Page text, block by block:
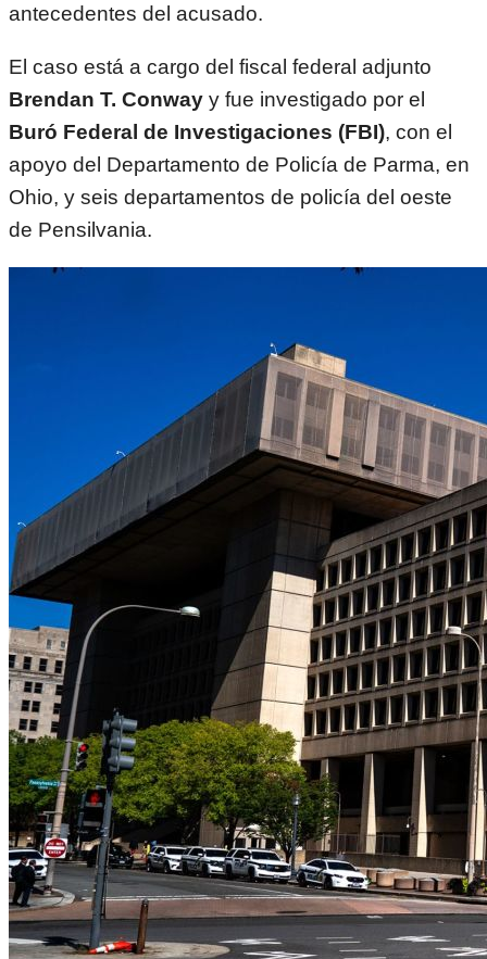
antecedentes del acusado.
El caso está a cargo del fiscal federal adjunto
Brendan T. Conway y fue investigado por el
Buró Federal de Investigaciones (FBI), con el
apoyo del Departamento de Policía de Parma, en
Ohio, y seis departamentos de policía del oeste
de Pensilvania.